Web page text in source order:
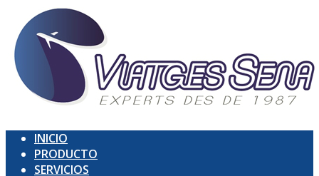
INICIO
PRODUCTO
SERVICIOS